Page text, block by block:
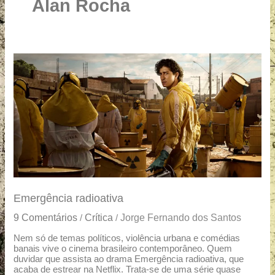
e
Alan Rocha
Emergência radioativa
9 Comentários / Crítica /Jorge Fernando dos Santos
Nem só de temas políticos, violência urbana e comédias
banais vive o cinema brasileiro contemporâneo. Quem
duvidar que assista ao drama Emergência radioativa, que
acaba de estrear na Netflix. Trata-se de uma série quase
Emergência
radioativa